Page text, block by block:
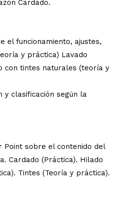
Cardado.
el funcionamiento, ajustes,
y práctica) Lavado
con tintes naturales (teoría y
y clasificación según la
Point sobre el contenido del
Cardado (Práctica). Hilado
Tintes (Teoría y práctica).